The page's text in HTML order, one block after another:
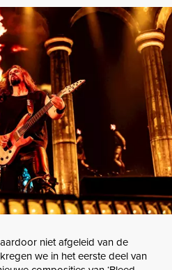
niet afgeleid van de
we in het eerste deel van